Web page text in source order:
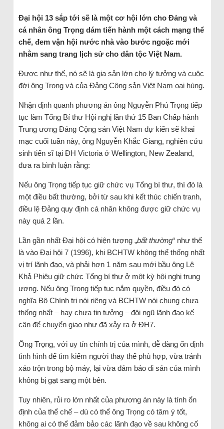
Đại hội 13 sắp tới sẽ là một cơ hội lớn cho Đảng và
cá nhân ông Trọng dám tiến hành một cách mạng thể
chế, đem vận hội nước nhà vào bước ngoặc mới
nhằm sang trang lịch sử cho dân tộc Việt Nam.
Được như thế, nó sẽ là gia sản lớn cho lý tưởng và cuộc
đời ông Trọng và của Đảng Cộng sản Việt Nam oai hùng.
Nhận định quanh phương án ông Nguyễn Phú Trọng tiếp
tục làm Tổng Bí thư Hội nghị lần thứ 15 Ban Chấp hành
Trung ương Đảng Cộng sản Việt Nam dự kiến sẽ khai
mạc cuối tuần này, ông Nguyễn Khắc Giang, nghiên cứu
sinh tiến sĩ tại ĐH Victoria ở Wellington, New Zealand,
đưa ra bình luận rằng:
Nếu ông Trọng tiếp tục giữ chức vụ Tổng bí thư, thì đó là
một điều bất thường, bởi từ sau khi kết thúc chiến tranh,
điều lệ Đảng quy định cá nhân không được giữ chức vụ
này quá 2 lần.
Lần gần nhất Đại hội có hiện tượng „bất thường“ như thế
là vào Đại hội 7 (1996), khi BCHTW không thể thống nhất
vị trí lãnh đạo, và phải hơn 1 năm sau mới bầu ông Lê
Khả Phiêu giữ chức Tổng bí thư ở một kỳ hội nghị trung
ương. Nếu ông Trọng tiếp tục nắm quyền, điều đó có
nghĩa Bộ Chính trị nói riêng và BCHTW nói chung chưa
thống nhất – hay chưa tin tưởng – đội ngũ lãnh đạo kế
cận để chuyển giao như đã xảy ra ở ĐH7.
Ông Trọng, với uy tín chính trị của mình, dễ dàng ổn định
tình hình để tìm kiếm người thay thế phù hợp, vừa tránh
xáo trộn trong bộ máy, lại vừa đảm bảo di sản của mình
không bị gạt sang một bên.
Tuy nhiên, rủi ro lớn nhất của phương án này là tính ổn
định của thể chế – dù có thể ông Trọng có tâm ý tốt,
không ai có thể đảm bảo các lãnh đạo về sau không cố